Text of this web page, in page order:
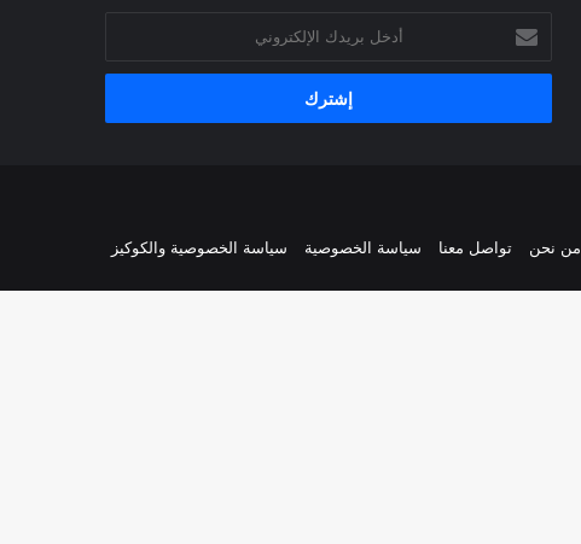
بريدك
الإلكتروني
من نحن تواصل معنا سياسة الخصوصية سياسة الخصوصية والكوكيز